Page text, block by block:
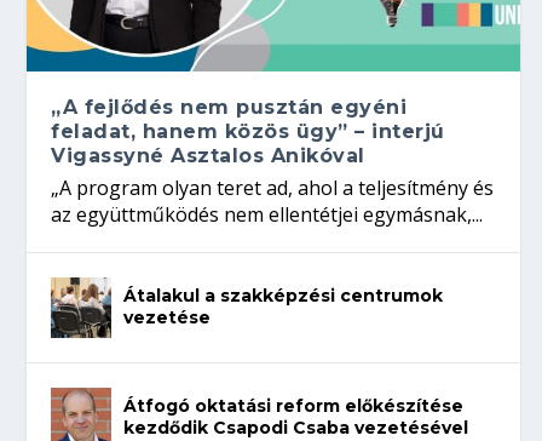
„A fejlődés nem pusztán egyéni
feladat, hanem közös ügy” – interjú
Vigassyné Asztalos Anikóval
„A program olyan teret ad, ahol a teljesítmény és
az együttműködés nem ellentétjei egymásnak,...
Átalakul a szakképzési centrumok
vezetése
Átfogó oktatási reform előkészítése
kezdődik Csapodi Csaba vezetésével